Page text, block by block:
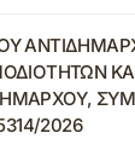
2026